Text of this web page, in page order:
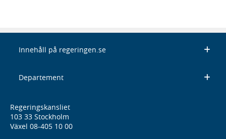
Innehåll på regeringen.se
Departement
Regeringskansliet
103 33 Stockholm
Växel 08-405 10 00